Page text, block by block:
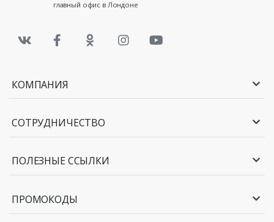
главный офис в Лондоне
КОМПАНИЯ
СОТРУДНИЧЕСТВО
ПОЛЕЗНЫЕ ССЫЛКИ
ПРОМОКОДЫ